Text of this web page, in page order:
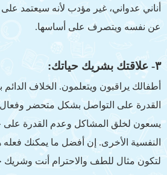
أناني عدواني، غير مؤدب لأنه سيعتمد
عن نفسه ويتصرف على أساسها.
٣- علاقتك بشريك حياتك:
أطفالك يراقبون ويتعلمون. الخلاف الدائم
القدرة على التواصل بشكل متحضر وفعال
يسعون لخلق المشاكل وعدم القدرة على
النفسية الأخرى. إن أفضل ما يمكنك فعله
لتكون مثال للطف والاحترام أنت وشريك